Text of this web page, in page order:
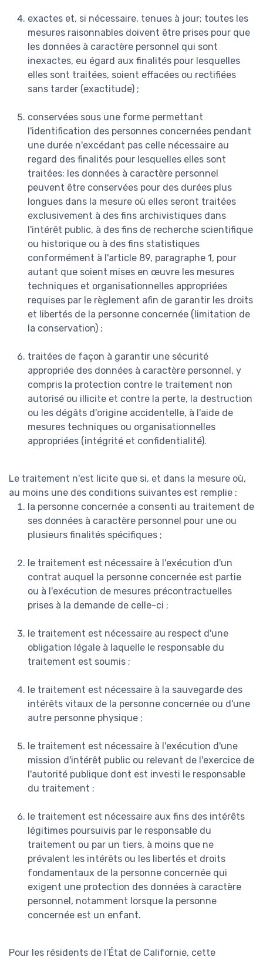
exactes et, si nécessaire, tenues à jour; toutes les
mesures raisonnables doivent être prises pour que
les données à caractère personnel qui sont
inexactes, eu égard aux finalités pour lesquelles
elles sont traitées, soient effacées ou rectifiées
sans tarder (exactitude) ;
conservées sous une forme permettant
l'identification des personnes concernées pendant
une durée n'excédant pas celle nécessaire au
regard des finalités pour lesquelles elles sont
traitées; les données à caractère personnel
peuvent être conservées pour des durées plus
longues dans la mesure où elles seront traitées
exclusivement à des fins archivistiques dans
l'intérêt public, à des fins de recherche scientifique
ou historique ou à des fins statistiques
conformément à l'article 89, paragraphe 1, pour
autant que soient mises en œuvre les mesures
techniques et organisationnelles appropriées
requises par le règlement afin de garantir les droits
et libertés de la personne concernée (limitation de
la conservation) ;
traitées de façon à garantir une sécurité
appropriée des données à caractère personnel, y
compris la protection contre le traitement non
autorisé ou illicite et contre la perte, la destruction
ou les dégâts d'origine accidentelle, à l'aide de
mesures techniques ou organisationnelles
appropriées (intégrité et confidentialité).
Le traitement n'est licite que si, et dans la mesure où,
au moins une des conditions suivantes est remplie :
la personne concernée a consenti au traitement de
ses données à caractère personnel pour une ou
plusieurs finalités spécifiques ;
le traitement est nécessaire à l'exécution d'un
contrat auquel la personne concernée est partie
ou à l'exécution de mesures précontractuelles
prises à la demande de celle-ci ;
le traitement est nécessaire au respect d'une
obligation légale à laquelle le responsable du
traitement est soumis ;
le traitement est nécessaire à la sauvegarde des
intérêts vitaux de la personne concernée ou d'une
autre personne physique ;
le traitement est nécessaire à l'exécution d'une
mission d'intérêt public ou relevant de l'exercice de
l'autorité publique dont est investi le responsable
du traitement ;
le traitement est nécessaire aux fins des intérêts
légitimes poursuivis par le responsable du
traitement ou par un tiers, à moins que ne
prévalent les intérêts ou les libertés et droits
fondamentaux de la personne concernée qui
exigent une protection des données à caractère
personnel, notamment lorsque la personne
concernée est un enfant.
Pour les résidents de l’État de Californie, cette